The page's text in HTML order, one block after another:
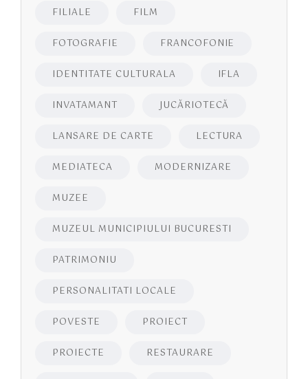
FILIALE FILM
FOTOGRAFIE FRANCOFONIE
IDENTITATE CULTURALA IFLA
INVATAMANT JUCĂRIOTECĂ
LANSARE DE CARTE LECTURA
MEDIATECA MODERNIZARE
MUZEE
MUZEUL MUNICIPIULUI BUCURESTI
PATRIMONIU
PERSONALITATI LOCALE
POVESTE PROIECT
PROIECTE RESTAURARE